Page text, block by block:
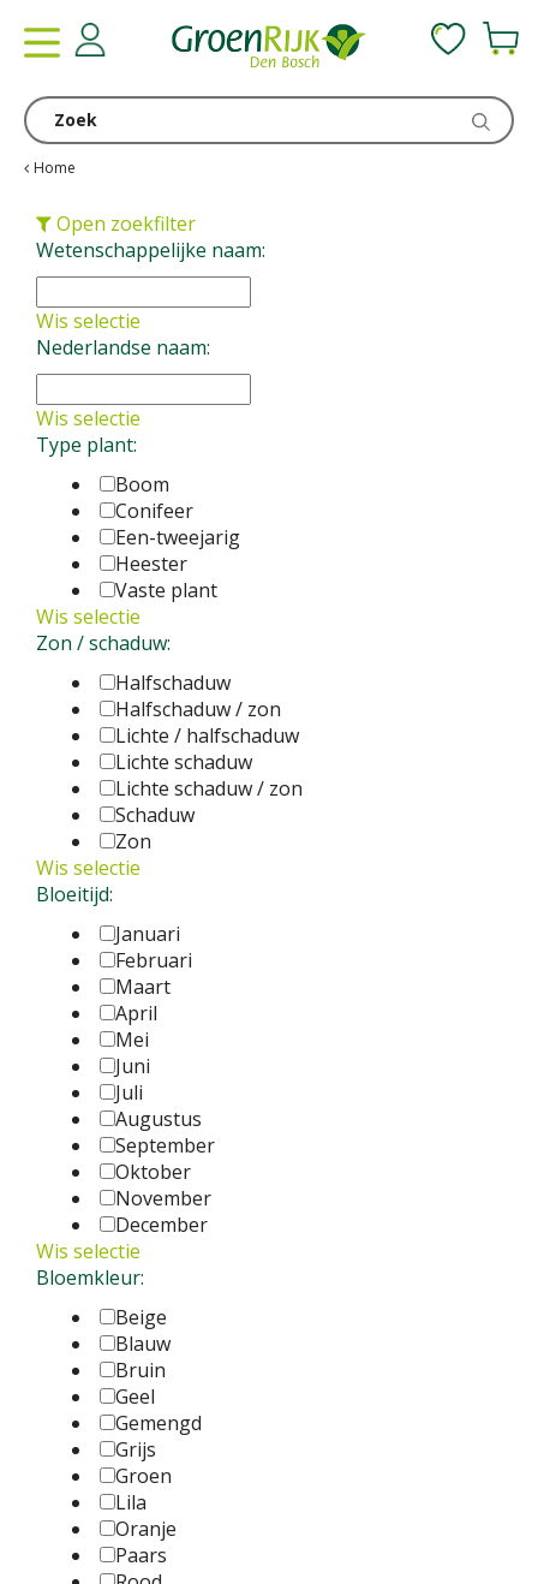
Home
Open zoekfilter
Wetenschappelijke naam:
Wis selectie
Nederlandse naam:
Wis selectie
Type plant:
Boom
Conifeer
Een-tweejarig
Heester
Vaste plant
Wis selectie
Zon / schaduw:
Halfschaduw
Halfschaduw / zon
Lichte / halfschaduw
Lichte schaduw
Lichte schaduw / zon
Schaduw
Zon
Wis selectie
Bloeitijd:
Januari
Februari
Maart
April
Mei
Juni
Juli
Augustus
September
Oktober
November
December
Wis selectie
Bloemkleur:
Beige
Blauw
Bruin
Geel
Gemengd
Grijs
Groen
Lila
Oranje
Paars